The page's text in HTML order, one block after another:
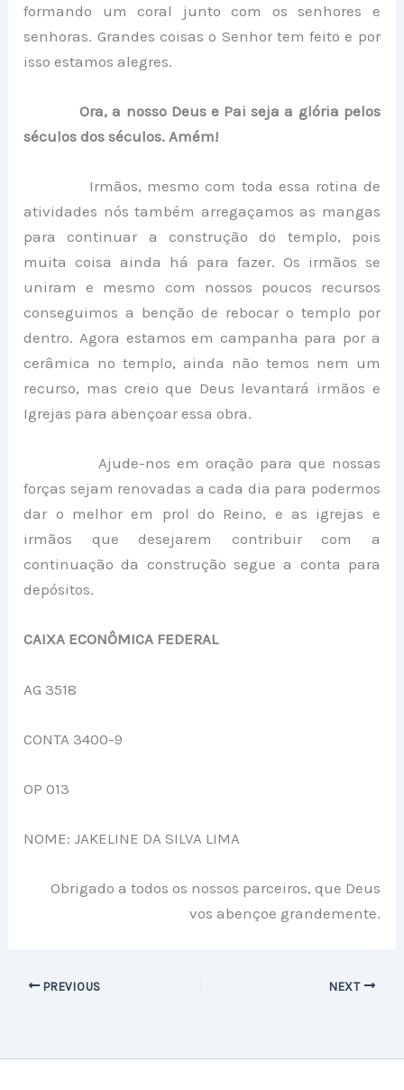
formando um coral junto com os senhores e
senhoras. Grandes coisas o Senhor tem feito e por
isso estamos alegres.
Ora, a nosso Deus e Pai seja a glória pelos
séculos dos séculos. Amém!
Irmãos, mesmo com toda essa rotina de
atividades nós também arregaçamos as mangas
para continuar a construção do templo, pois
muita coisa ainda há para fazer. Os irmãos se
uniram e mesmo com nossos poucos recursos
conseguimos a benção de rebocar o templo por
dentro. Agora estamos em campanha para por a
cerâmica no templo, ainda não temos nem um
recurso, mas creio que Deus levantará irmãos e
Igrejas para abençoar essa obra.
Ajude-nos em oração para que nossas
forças sejam renovadas a cada dia para podermos
dar o melhor em prol do Reino, e as igrejas e
irmãos que desejarem contribuir com a
continuação da construção segue a conta para
depósitos.
CAIXA ECONÔMICA FEDERAL
AG 3518
CONTA 3400-9
OP 013
NOME: JAKELINE DA SILVA LIMA
Obrigado a todos os nossos parceiros, que Deus
vos abençoe grandemente.
PREVIOUS NEXT